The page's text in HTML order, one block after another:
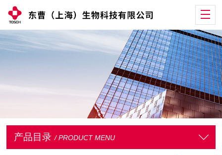
产品目录 / PRODUCT MENU